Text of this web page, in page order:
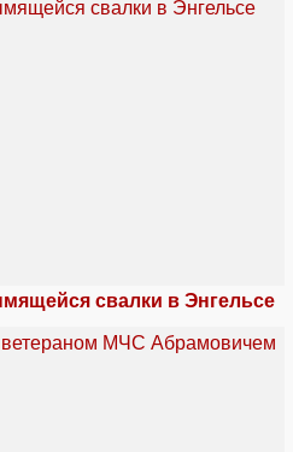
свалки в Энгельсе